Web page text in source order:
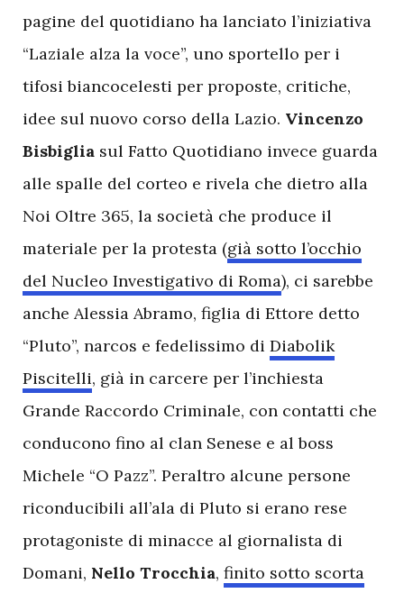
pagine del quotidiano ha lanciato l’iniziativa
“Laziale alza la voce”, uno sportello per i
tifosi biancocelesti per proposte, critiche,
idee sul nuovo corso della Lazio. Vincenzo
Bisbiglia sul Fatto Quotidiano invece guarda
alle spalle del corteo e rivela che dietro alla
Noi Oltre 365, la società che produce il
materiale per la protesta (già sotto l’occhio
del Nucleo Investigativo di Roma), ci sarebbe
anche Alessia Abramo, figlia di Ettore detto
“Pluto”, narcos e fedelissimo di Diabolik
Piscitelli, già in carcere per l’inchiesta
Grande Raccordo Criminale, con contatti che
conducono fino al clan Senese e al boss
Michele “O Pazz”. Peraltro alcune persone
riconducibili all’ala di Pluto si erano rese
protagoniste di minacce al giornalista di
Domani, Nello Trocchia, finito sotto scorta